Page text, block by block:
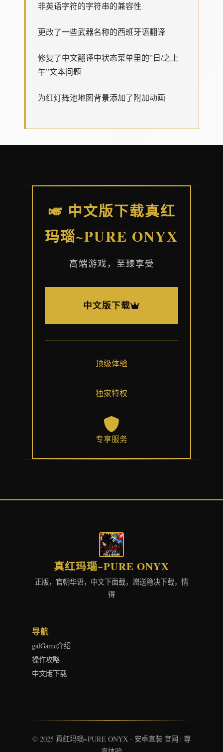
非英语字符的字符串的兼容性
更改了一些武器名称的西班牙语翻译
修复了中文翻译中状态菜单里的”日/之上
午”文本问题
为红灯舞池地图背景添加了附加动画
🎺 中文版下载真红
玛瑙~PURE ONYX
高端游戏，至臻享受
中文版下载
顶级体验
独家特权
专享服务
真红玛瑙~PURE ONYX
正版，官朝华语，中文下面载，赠送稳决下载，情
得
导航
galGame介绍
操作攻略
中文版下载
© 2025 真红玛瑙~PURE ONYX - 安卓直装 官网 | 尊